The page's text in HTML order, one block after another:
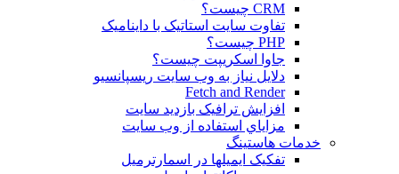
CRM چیست؟
تفاوت سایت استاتیک با داینامیک
PHP چیست؟
جاوا اسکریپت چیست؟
دلايل نياز به وب سايت ريسپانسيو
Fetch and Render
افزایش ترافیک بازدید سایت
مزاياي استفاده از وب سايت
خدمات هاستینگ
تفکیک ایمیلها در اسمارترمیل